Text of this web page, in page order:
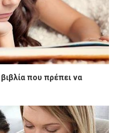
που πρέπει να